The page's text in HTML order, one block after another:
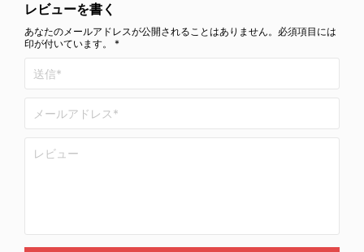
レビューを書く
あなたのメールアドレスが公開されることはありません。必須項目には
印が付いています。 *